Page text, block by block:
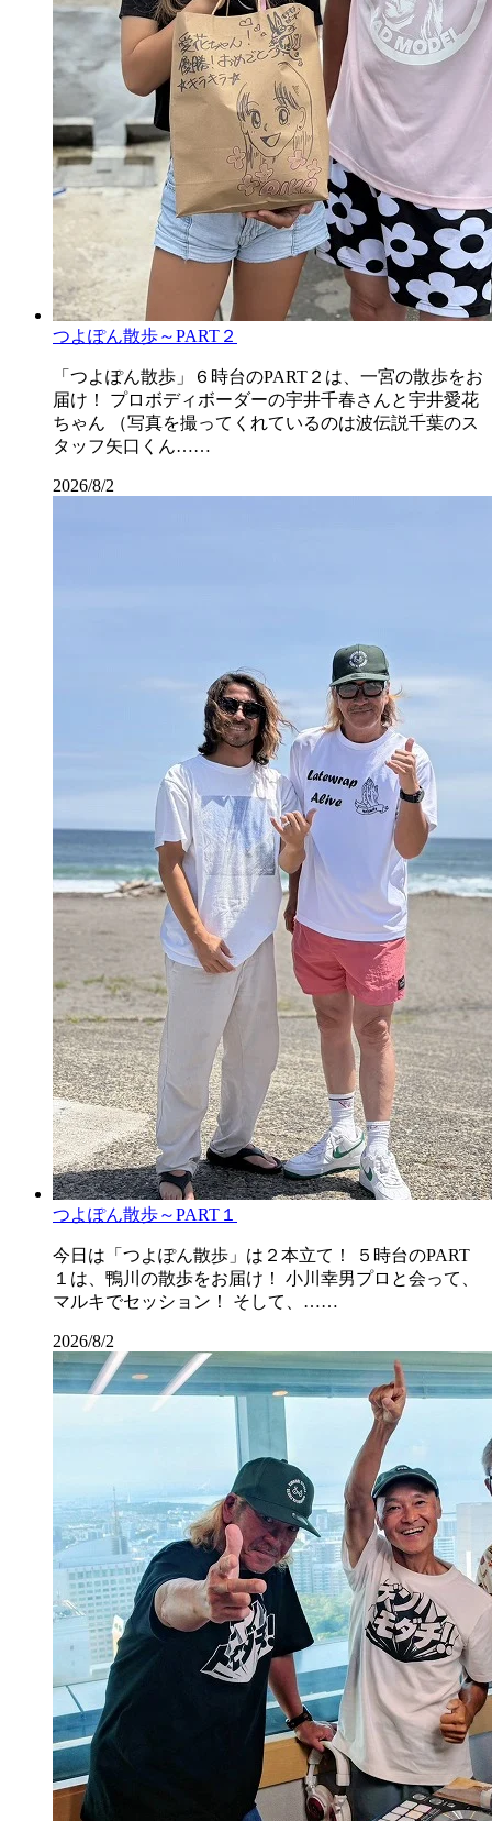
つよぽん散歩～PART２
「つよぽん散歩」６時台のPART２は、一宮の散歩をお
届け！ プロボディボーダーの宇井千春さんと宇井愛花
ちゃん （写真を撮ってくれているのは波伝説千葉のス
タッフ矢口くん……
2026/8/2
つよぽん散歩～PART１
今日は「つよぽん散歩」は２本立て！ ５時台のPART
１は、鴨川の散歩をお届け！ 小川幸男プロと会って、
マルキでセッション！ そして、……
2026/8/2